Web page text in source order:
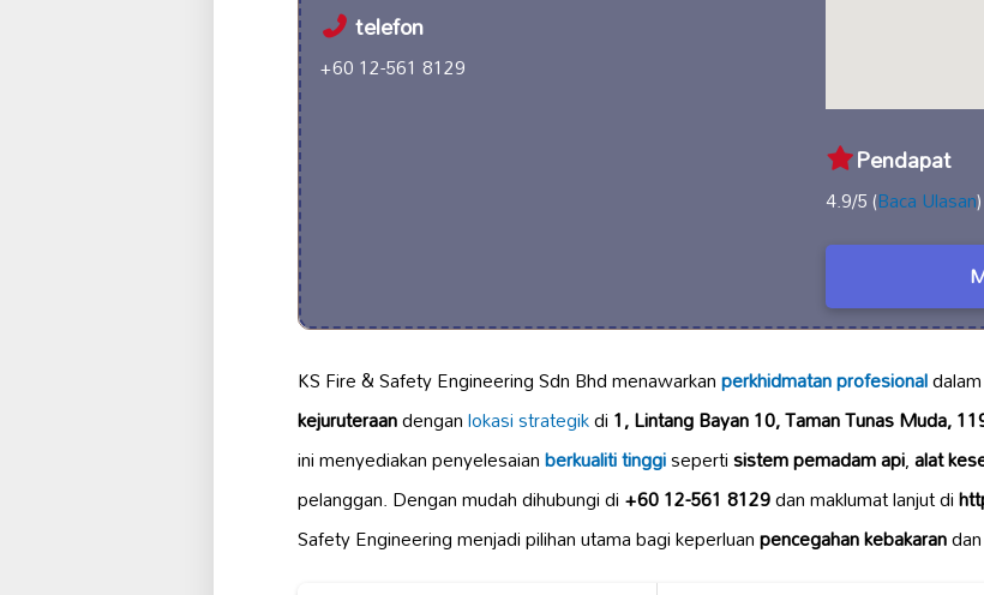
telefon
+60 12-561 8129
Pendapat
4.9/5 (Baca Ulasan)
KS Fire & Safety Engineering Sdn Bhd menawarkanperkhidmatan profesional
kejuruteraandenganlokasi strategikdi1, Lintang Bayan 10, Taman Tunas Muda,
ini menyediakan penyelesaianberkualiti tinggisepertisistem pemadam api,alat
pelanggan. Dengan mudah dihubungi di+60 12-561 8129dan maklumat lanjut di
Safety Engineering menjadi pilihan utama bagi keperluanpencegahan kebakarandan